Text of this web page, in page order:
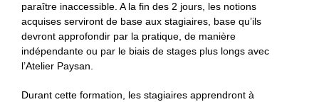
paraître inaccessible. A la fin des 2 jours, les notions
acquises serviront de base aux stagiaires, base qu’ils
devront approfondir par la pratique, de manière
indépendante ou par le biais de stages plus longs avec
l’Atelier Paysan.
Durant cette formation, les stagiaires apprendront à